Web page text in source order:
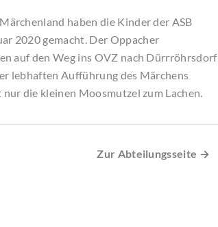
haben die Kinder der ASB
2020 gemacht. Der Oppacher
auf den Weg ins OVZ nach Dürrröhrsdorf
lebhaften Aufführung des Märchens
die kleinen Moosmutzel zum Lachen.
Zur Abteilungsseite →